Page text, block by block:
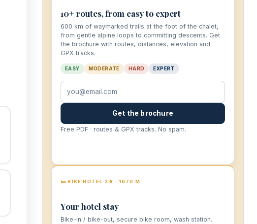
10+ routes, from easy to expert
600 km of waymarked trails at the foot of the chalet,
from gentle alpine loops to committing descents. Get
the brochure with routes, distances, elevation and
GPX tracks.
EASY MODERATE HARD EXPERT
Your email
Get the brochure
Free PDF · routes & GPX tracks. No spam.
🛏️ BIKE HOTEL 3★ · 1670 M
Your hotel stay
Bike-in / bike-out, secure bike room, wash station.